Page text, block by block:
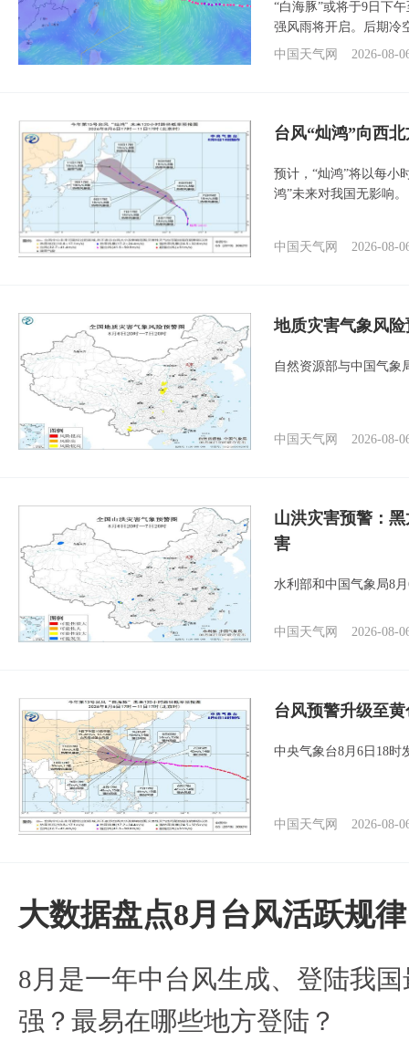
“白海豚”或将于9日下
强风雨将开启。后期冷
中国天气网
2026-08-
台风“灿鸿”向西
预计，“灿鸿”将以每小
鸿”未来对我国无影响。
中国天气网 2026-08-
地质灾害气象风
自然资源部与中国气象
中国天气网 2026-08-
山洪灾害预警：
害
水利部和中国气象局8
中国天气网 2026-08-
台风预警升级至
中央气象台8月6日18时
中国天气网 2026-08-
大数据盘点8月台风活跃规律
8月是一年中台风生成、登陆我
强？最易在哪些地方登陆？